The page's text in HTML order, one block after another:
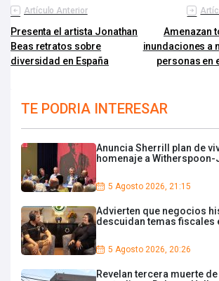
Artículo Anterior
Presenta el artista Jonathan
Beas retratos sobre
diversidad en España
Amenazan
inundaciones a
personas en
TE PODRIA INTERESAR
Anuncia Sherrill plan de
homenaje a
5 Agosto 2026, 21:15
Advierten que negocios
descuidan temas fiscales
5 Agosto 2026, 20:26
Revelan tercera muerte